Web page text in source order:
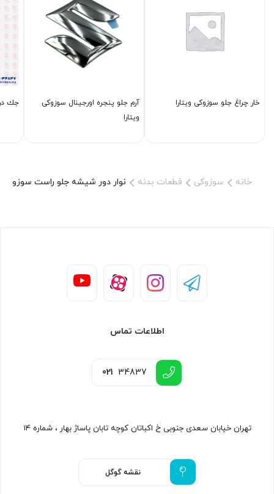
خار چراغ جلو سوزوکی ویتارا
آرم جلو پنجره اورجینال سوزوکی
ویتارا
جك
خانه سوزوکی قطعات بدنه نوار دور شیشه جلو راست سوزوکی
اطلاعات تماس
021 34837
تهران خیابان سعدی جنوبی خ اکباتان کوچه تابان پاساژ بهار ، شماره ۱۴
نقشه گوگل